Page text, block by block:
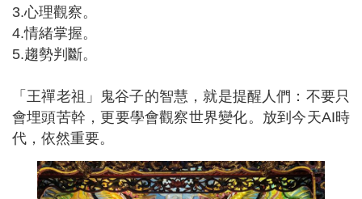
3.心理觀察。
4.情緒掌握。
5.趨勢判斷。
「王禪老祖」鬼谷子的智慧，就是提醒人們：不要只
會埋頭苦幹，更要學會觀察世界變化。放到今天AI時
代，依然重要。